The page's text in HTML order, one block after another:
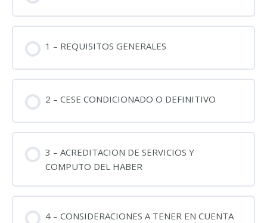
1 – REQUISITOS GENERALES
2 – CESE CONDICIONADO O DEFINITIVO
3 – ACREDITACION DE SERVICIOS Y
COMPUTO DEL HABER
4 – CONSIDERACIONES A TENER EN CUENTA